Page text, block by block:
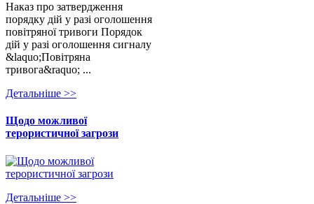
Наказ про затвердження
порядку дій у разі оголошення
повітряної тривоги Порядок
дій у разі оголошення сигналу
&laquo;Повітряна
тривога&raquo; ...
Детальнiше >>
Щодо можливої
терористичної загрози
Детальнiше >>